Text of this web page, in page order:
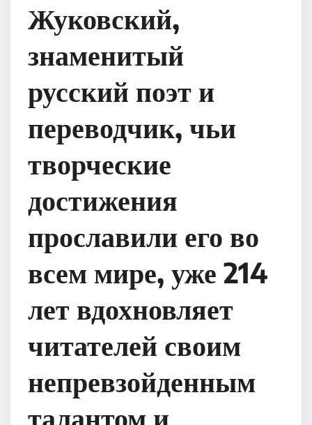
Жуковский,
знаменитый
русский поэт и
переводчик, чьи
творческие
достижения
прославили его во
всем мире, уже 214
лет вдохновляет
читателей своим
непревзойденным
талантом и